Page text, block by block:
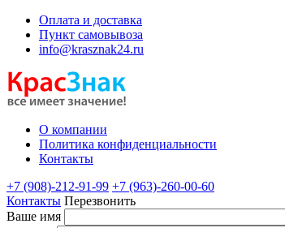
Оплата и доставка
Пункт самовывоза
info@krasznak24.ru
О компании
Политика конфиденциальности
Контакты
+7 (908)-212-91-99 +7 (963)-260-00-60
Контакты Перезвонить
Ваше имя